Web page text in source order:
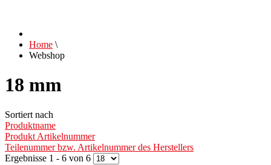
Home \
Webshop
18 mm
Sortiert nach
Produktname
Produkt Artikelnummer
Teilenummer bzw. Artikelnummer des Herstellers
Ergebnisse 1 - 6 von 6